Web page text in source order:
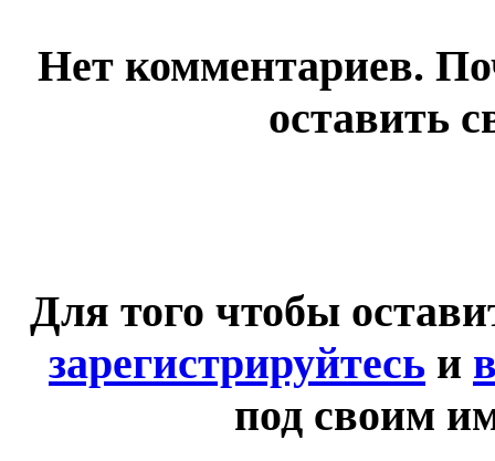
Нет комментариев.
оставить
Для того чтобы
зарегистрируйтесь и
под своим